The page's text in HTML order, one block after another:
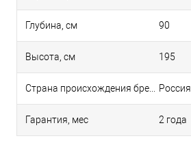
Глубина, см 90
Высота, см 195
Россия
Гарантия, мес 2 года